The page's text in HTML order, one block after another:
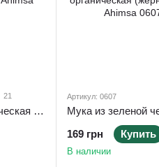
21
Крупа амаранта органическая без глютена 800 г ТМ Ahimsa
Артикул: 0607
169 грн
Купить
В наличии